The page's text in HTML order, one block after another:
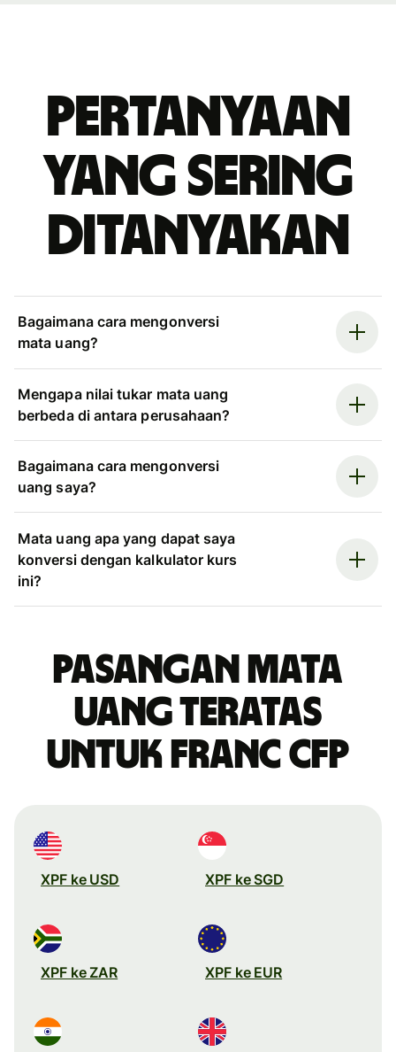
Pertanyaan
yang sering
ditanyakan
Bagaimana cara mengonversi
mata uang?
Mengapa nilai tukar mata uang
berbeda di antara perusahaan?
Bagaimana cara mengonversi
uang saya?
Mata uang apa yang dapat saya
konversi dengan kalkulator kurs
ini?
Pasangan mata
uang teratas
untuk franc CFP
XPF ke USD XPF ke SGD
XPF ke ZAR XPF ke EUR